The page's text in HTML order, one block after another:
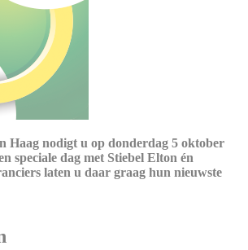
Haag nodigt u op donderdag 5 oktober
speciale dag met Stiebel Elton én
laten u daar graag hun nieuwste